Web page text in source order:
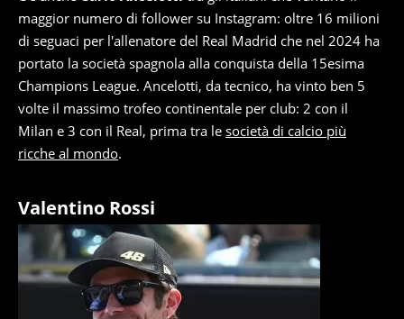
maggior numero di follower su Instagram: oltre 16 milioni
di seguaci per l'allenatore del Real Madrid che nel 2024 ha
portato la società spagnola alla conquista della 15esima
Champions League. Ancelotti, da tecnico, ha vinto ben 5
volte il massimo trofeo continentale per club: 2 con il
Milan e 3 con il Real, prima tra le società di calcio più
ricche al mondo.
Valentino Rossi